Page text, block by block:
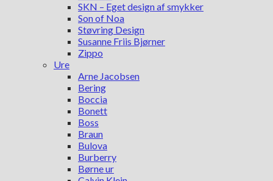
SKN – Eget design af smykker
Son of Noa
Støvring Design
Susanne Friis Bjørner
Zippo
Ure
Arne Jacobsen
Bering
Boccia
Bonett
Boss
Braun
Bulova
Burberry
Børne ur